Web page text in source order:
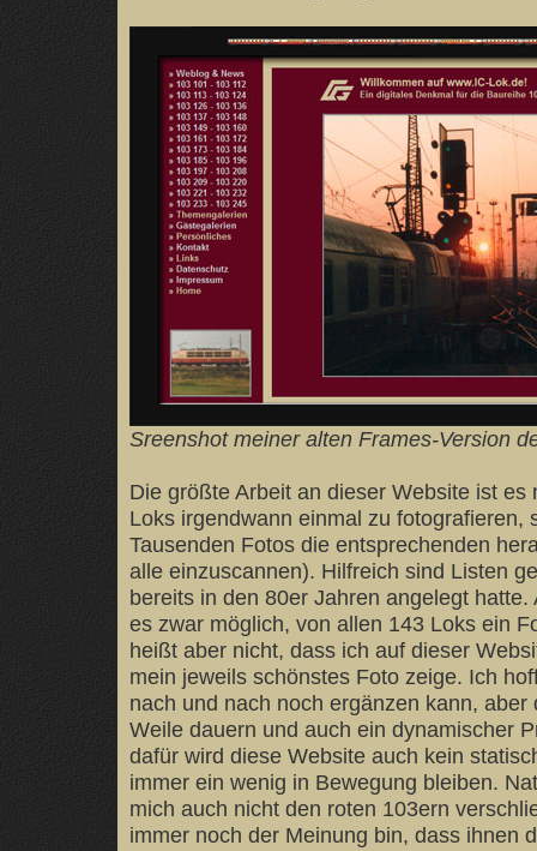
Sreenshot meiner alten Frames-Version
Die größte Arbeit an dieser Website ist es
Loks irgendwann einmal zu fotografieren,
Tausenden Fotos die entsprechenden
alle einzuscannen). Hilfreich sind Listen
bereits in den 80er Jahren angelegt
es zwar möglich, von allen 143 Loks ein
heißt aber nicht, dass ich auf dieser
mein jeweils schönstes Foto zeige. Ich
nach und nach noch ergänzen kann, aber
Weile dauern und auch ein dynamischer
dafür wird diese Website auch kein
immer ein wenig in Bewegung bleiben.
mich auch nicht den roten 103ern
immer noch der Meinung bin, dass ihnen